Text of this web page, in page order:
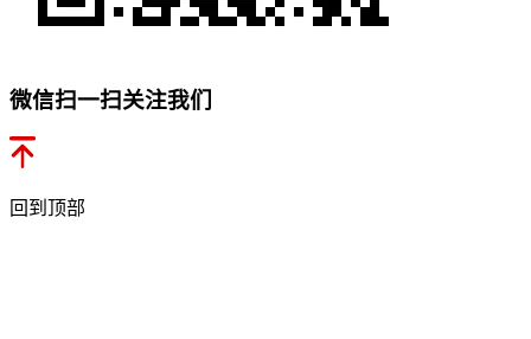
微信扫一扫关注我们
回到顶部